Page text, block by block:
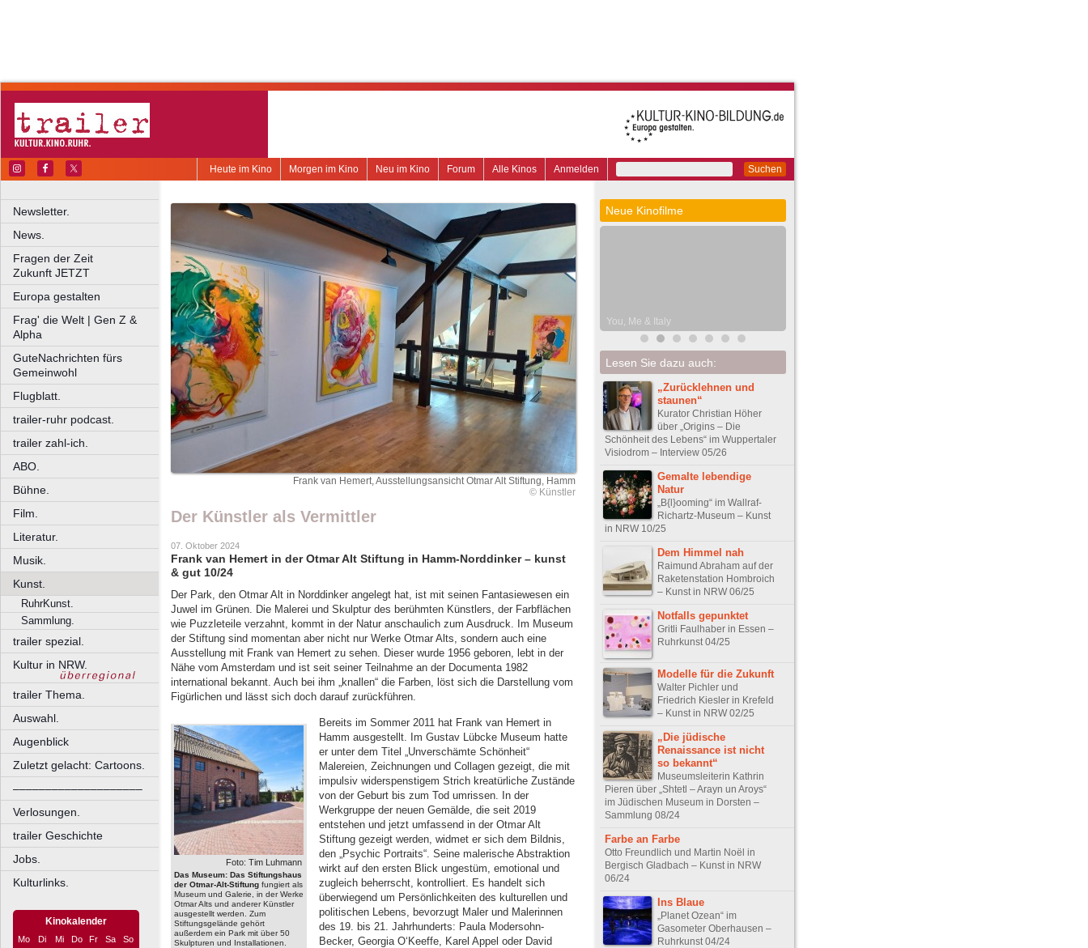
Suchen
Anmelden
Alle Kinos
Forum
Neu im Kino
Morgen im Kino
Heute im Kino
Newsletter.
News.
Fragen der Zeit
Zukunft JETZT
Europa gestalten
Frag' die Welt | Gen Z &
Alpha
GuteNachrichten fürs
Gemeinwohl
Flugblatt.
trailer-ruhr podcast.
trailer zahl-ich.
ABO.
Bühne.
Film.
Literatur.
Musik.
Kunst.
RuhrKunst.
Sammlung.
trailer spezial.
Kultur in NRW.
trailer Thema.
Auswahl.
Augenblick
Zuletzt gelacht: Cartoons.
––––––––––––––––––––
Verlosungen.
trailer Geschichte
Jobs.
Kulturlinks.
Kinokalender
Mo Di Mi Do Fr Sa
So
Frank van Hemert, Ausstellungsansicht Otmar Alt Stiftung, Hamm
© Künstler
Der Künstler als Vermittler
07. Oktober 2024
Frank van Hemert in der Otmar Alt Stiftung in Hamm-Norddinker – kunst
& gut 10/24
Der Park, den Otmar Alt in Norddinker angelegt hat, ist mit seinen Fantasiewesen ein
Juwel im Grünen. Die Malerei und Skulptur des berühmten Künstlers, der Farbflächen
wie Puzzleteile verzahnt, kommt in der Natur anschaulich zum Ausdruck. Im Museum
der Stiftung sind momentan aber nicht nur Werke Otmar Alts, sondern auch eine
Ausstellung mit Frank van Hemert zu sehen. Dieser wurde 1956 geboren, lebt in der
Nähe vom Amsterdam und ist seit seiner Teilnahme an der Documenta 1982
international bekannt. Auch bei ihm „knallen“ die Farben, löst sich die Darstellung vom
Figürlichen und lässt sich doch darauf zurückführen.
Foto: Tim Luhmann
Das Museum: Das Stiftungshaus
der Otmar-Alt-Stiftung fungiert als
Museum und Galerie, in der Werke
Otmar Alts und anderer Künstler
ausgestellt werden. Zum
Stiftungsgelände gehört
außerdem ein Park mit über 50
Skulpturen und Installationen.
Bereits im Sommer 2011 hat Frank van Hemert in
Hamm ausgestellt. Im Gustav Lübcke Museum hatte
er unter dem Titel „Unverschämte Schönheit“
Malereien, Zeichnungen und Collagen gezeigt, die mit
impulsiv widerspenstigem Strich kreatürliche Zustände
von der Geburt bis zum Tod umrissen. In der
Werkgruppe der neuen Gemälde, die seit 2019
entstehen und jetzt umfassend in der Otmar Alt
Stiftung gezeigt werden, widmet er sich dem Bildnis,
den „Psychic Portraits“. Seine malerische Abstraktion
wirkt auf den ersten Blick ungestüm, emotional und
zugleich beherrscht, kontrolliert. Es handelt sich
überwiegend um Persönlichkeiten des kulturellen und
politischen Lebens, bevorzugt Maler und Malerinnen
des 19. bis 21. Jahrhunderts: Paula Modersohn-
Becker, Georgia O‘Keeffe, Karel Appel oder David
Neue Kinofilme
You, Me & Italy
Lesen Sie dazu auch:
„Zurücklehnen und
staunen“
Kurator Christian Höher
über „Origins – Die
Schönheit des Lebens“ im Wuppertaler
Visiodrom – Interview 05/26
Gemalte lebendige
Natur
„B{l}ooming“ im Wallraf-
Richartz-Museum – Kunst
in NRW 10/25
Dem Himmel nah
Raimund Abraham auf der
Raketenstation Hombroich
– Kunst in NRW 06/25
Notfalls gepunktet
Gritli Faulhaber in Essen –
Ruhrkunst 04/25
Modelle für die Zukunft
Walter Pichler und
Friedrich Kiesler in Krefeld
– Kunst in NRW 02/25
„Die jüdische
Renaissance ist nicht
so bekannt“
Museumsleiterin Kathrin
Pieren über „Shtetl – Arayn un Aroys“
im Jüdischen Museum in Dorsten –
Sammlung 08/24
Farbe an Farbe
Otto Freundlich und Martin Noël in
Bergisch Gladbach – Kunst in NRW
06/24
Ins Blaue
„Planet Ozean“ im
Gasometer Oberhausen –
Ruhrkunst 04/24